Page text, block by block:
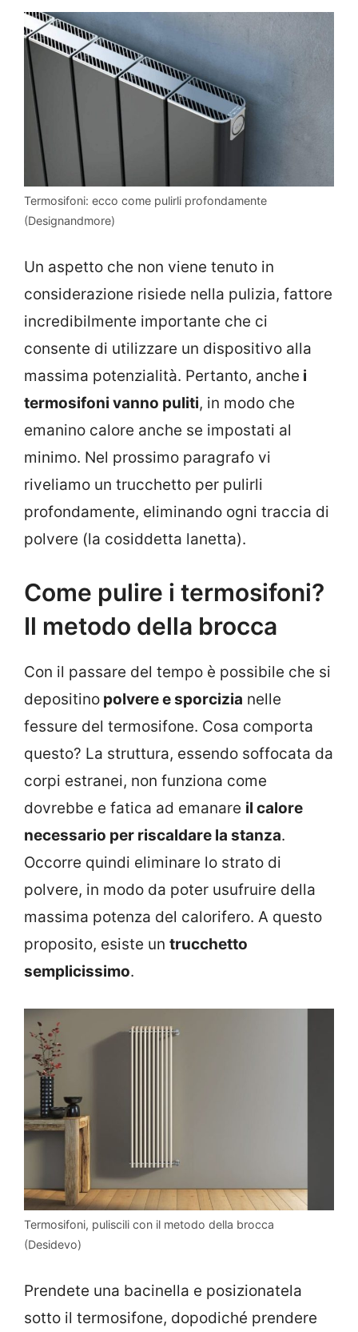
Termosifoni: ecco come pulirli profondamente
(Designandmore)
Un aspetto che non viene tenuto in
considerazione risiede nella pulizia, fattore
incredibilmente importante che ci
consente di utilizzare un dispositivo alla
massima potenzialità. Pertanto, anche i
termosifoni vanno puliti, in modo che
emanino calore anche se impostati al
minimo. Nel prossimo paragrafo vi
riveliamo un trucchetto per pulirli
profondamente, eliminando ogni traccia di
polvere (la cosiddetta lanetta).
Come pulire i termosifoni?
Il metodo della brocca
Con il passare del tempo è possibile che si
depositino polvere e sporcizia nelle
fessure del termosifone. Cosa comporta
questo? La struttura, essendo soffocata da
corpi estranei, non funziona come
dovrebbe e fatica ad emanare il calore
necessario per riscaldare la stanza.
Occorre quindi eliminare lo strato di
polvere, in modo da poter usufruire della
massima potenza del calorifero. A questo
proposito, esiste un trucchetto
semplicissimo.
Termosifoni, puliscili con il metodo della brocca
(Desidevo)
Prendete una bacinella e posizionatela
sotto il termosifone, dopodiché prendere